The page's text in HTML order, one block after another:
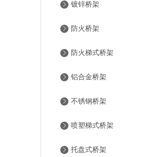
镀锌桥架
防火桥架
防火梯式桥架
铝合金桥架
不锈钢桥架
喷塑梯式桥架
托盘式桥架